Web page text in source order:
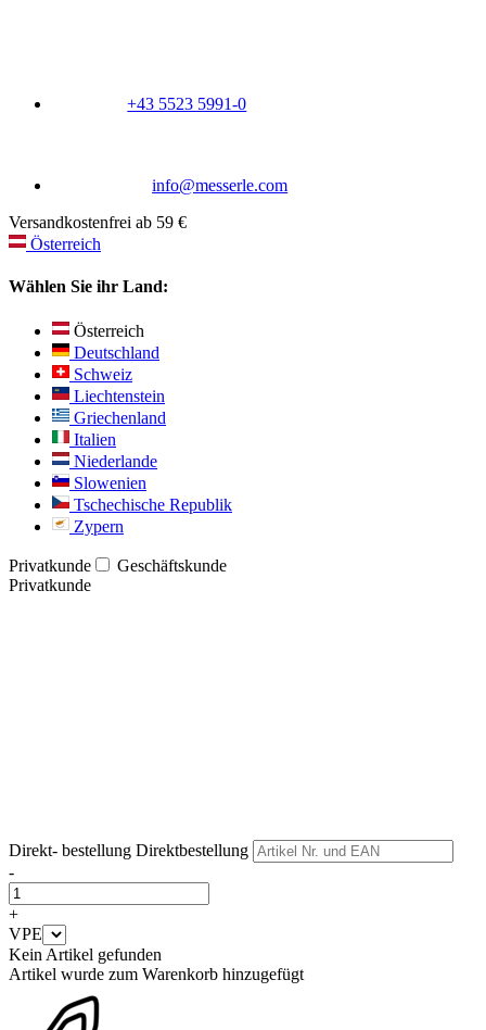
+43 5523 5991-0
info@messerle.com
Versandkostenfrei ab 59 €
Österreich
Wählen Sie ihr Land:
Österreich
Deutschland
Schweiz
Liechtenstein
Griechenland
Italien
Niederlande
Slowenien
Tschechische Republik
Zypern
Privatkunde
Geschäftskunde
Privatkunde
Direkt- bestellung Direktbestellung
-
+
VPE
Kein Artikel gefunden
Artikel wurde zum Warenkorb hinzugefügt